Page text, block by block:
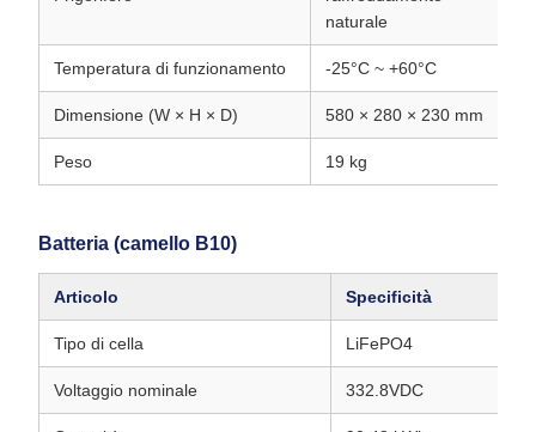
naturale
Temperatura di funzionamento -25°C ~ +60°C
Dimensione (W × H × D) 580 × 280 × 230 mm
Peso 19 kg
Batteria (camello B10)
Articolo Specificità
Tipo di cella LiFePO4
Voltaggio nominale 332.8VDC